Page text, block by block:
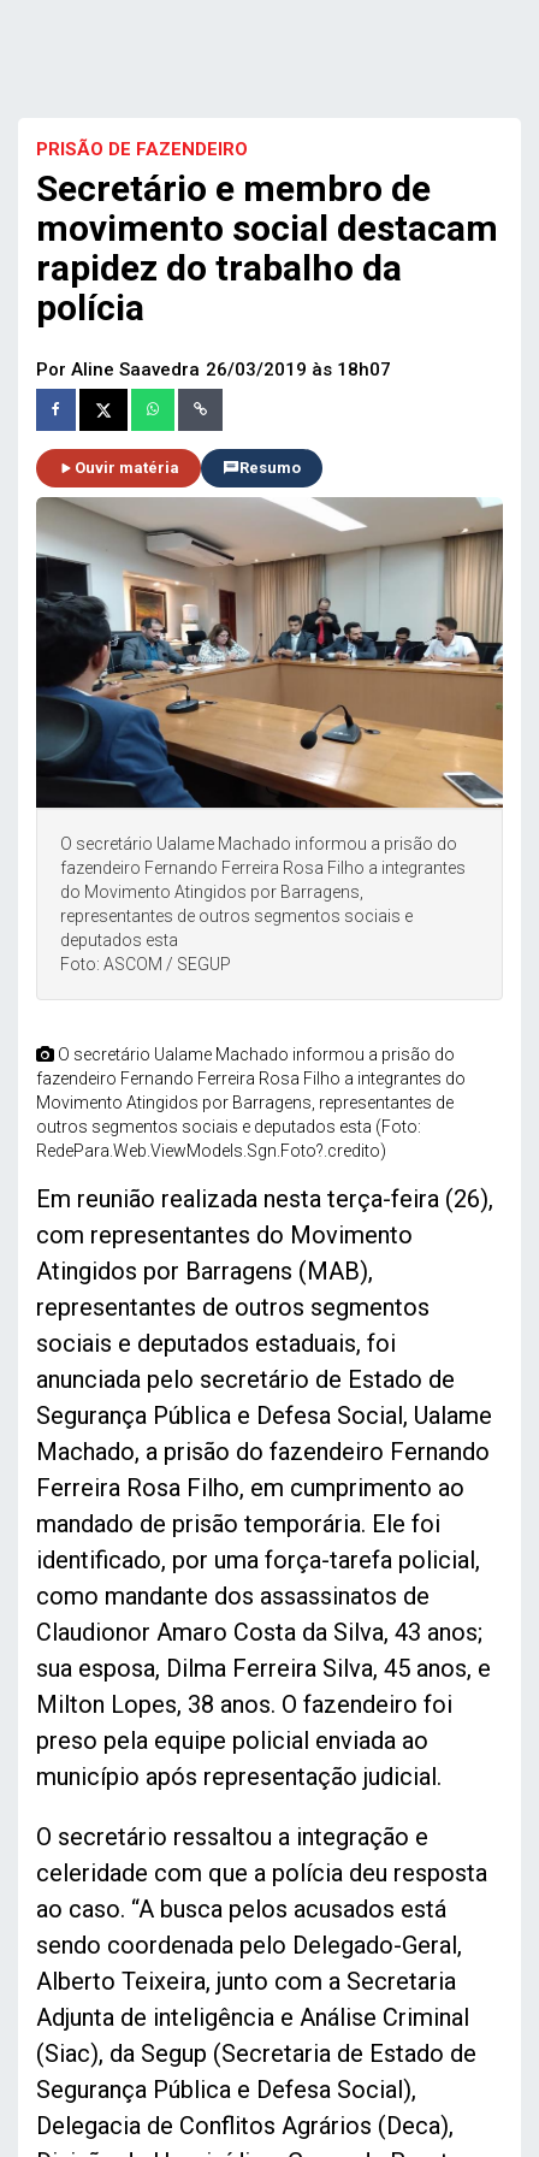
PRISÃO DE FAZENDEIRO
Secretário e membro de
movimento social destacam
rapidez do trabalho da
polícia
Por Aline Saavedra 26/03/2019 às 18h07
Ouvir matéria Resumo
O secretário Ualame Machado informou a prisão do
fazendeiro Fernando Ferreira Rosa Filho a integrantes
do Movimento Atingidos por Barragens,
representantes de outros segmentos sociais e
deputados esta
Foto: ASCOM / SEGUP
O secretário Ualame Machado informou a prisão do
fazendeiro Fernando Ferreira Rosa Filho a integrantes do
Movimento Atingidos por Barragens, representantes de
outros segmentos sociais e deputados esta (Foto:
RedePara.Web.ViewModels.Sgn.Foto?.credito)
Em reunião realizada nesta terça-feira (26),
com representantes do Movimento
Atingidos por Barragens (MAB),
representantes de outros segmentos
sociais e deputados estaduais, foi
anunciada pelo secretário de Estado de
Segurança Pública e Defesa Social, Ualame
Machado, a prisão do fazendeiro Fernando
Ferreira Rosa Filho, em cumprimento ao
mandado de prisão temporária. Ele foi
identificado, por uma força-tarefa policial,
como mandante dos assassinatos de
Claudionor Amaro Costa da Silva, 43 anos;
sua esposa, Dilma Ferreira Silva, 45 anos, e
Milton Lopes, 38 anos. O fazendeiro foi
preso pela equipe policial enviada ao
município após representação judicial.
O secretário ressaltou a integração e
celeridade com que a polícia deu resposta
ao caso. “A busca pelos acusados está
sendo coordenada pelo Delegado-Geral,
Alberto Teixeira, junto com a Secretaria
Adjunta de inteligência e Análise Criminal
(Siac), da Segup (Secretaria de Estado de
Segurança Pública e Defesa Social),
Delegacia de Conflitos Agrários (Deca),